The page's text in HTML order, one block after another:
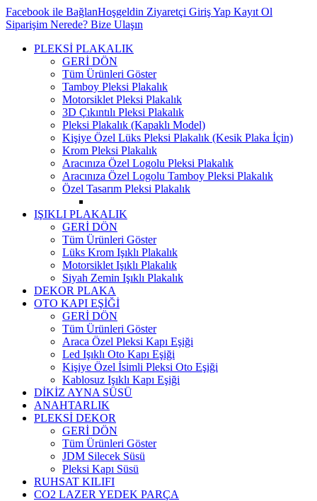
Facebook ile BağlanHoşgeldin Ziyaretçi Giriş Yap Kayıt Ol
Siparişim Nerede? Bize Ulaşın
PLEKSİ PLAKALIK
GERİ DÖN
Tüm Ürünleri Göster
Tamboy Pleksi Plakalık
Motorsiklet Pleksi Plakalık
3D Çıkıntılı Pleksi Plakalık
Pleksi Plakalık (Kapaklı Model)
Kişiye Özel Lüks Pleksi Plakalık (Kesik Plaka İçin)
Krom Pleksi Plakalık
Aracınıza Özel Logolu Pleksi Plakalık
Aracınıza Özel Logolu Tamboy Pleksi Plakalık
Özel Tasarım Pleksi Plakalık
IŞIKLI PLAKALIK
GERİ DÖN
Tüm Ürünleri Göster
Lüks Krom Işıklı Plakalık
Motorsiklet Işıklı Plakalık
Siyah Zemin Işıklı Plakalık
DEKOR PLAKA
OTO KAPI EŞİĞİ
GERİ DÖN
Tüm Ürünleri Göster
Araca Özel Pleksi Kapı Eşiği
Led Işıklı Oto Kapı Eşiği
Kişiye Özel İsimli Pleksi Oto Eşiği
Kablosuz Işıklı Kapı Eşiği
DİKİZ AYNA SÜSÜ
ANAHTARLIK
PLEKSİ DEKOR
GERİ DÖN
Tüm Ürünleri Göster
JDM Silecek Süsü
Pleksi Kapı Süsü
RUHSAT KILIFI
CO2 LAZER YEDEK PARÇA